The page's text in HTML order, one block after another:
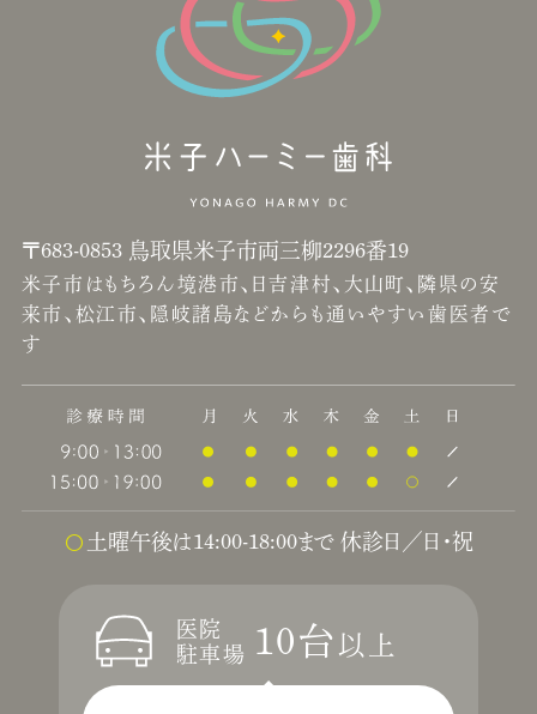
〒683-0853 鳥取県米子市両三柳2296番19
米子市はもちろん境港市、日吉津村、大山町、隣県の安
来市、松江市、隠岐諸島などからも通いやすい歯医者で
す
土曜午後は14:00-18:00まで 休診日／日・祝
医院
駐車場
10台 以上